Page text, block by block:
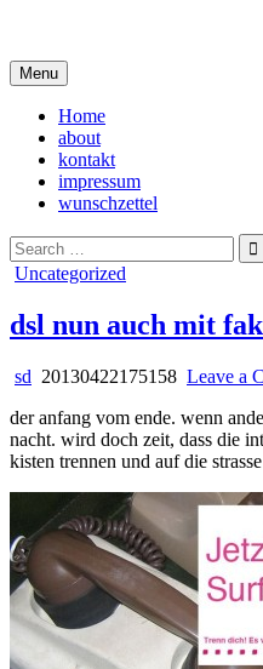
content
Menu
Home
about
kontakt
impressum
wunschzettel
Search
for:
Posted
Uncategorized
dsl nun auch mit
sd 20130422175158 Leave a
der anfang vom ende. wenn
nacht. wird doch zeit, dass die
kisten trennen und auf die